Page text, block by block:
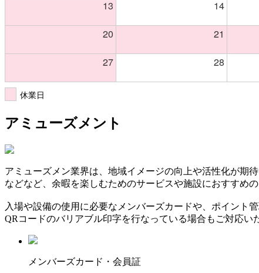
13 14
20 21
27 28
休業日
アミューズメント
アミューズメン業界は、地域イメージの向上や活性化が期
などなど、余暇を楽しむためのサービスや施設におすすめの
入場や設備の使用に必要なメンバーズカードや、ポイント
QRコードのバリアブル印字を行なっている場合もご対応い
メンバーズカード・会員証